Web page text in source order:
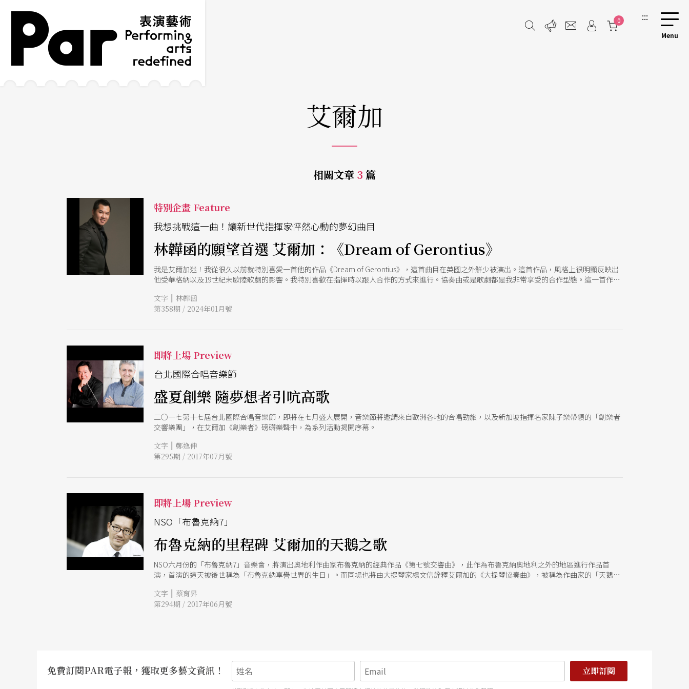
跳到主要內容區塊
網站導覽
0 :::
艾爾加
相關文章 3 篇
特別企畫 Feature
我想挑戰這一曲！讓新世代指揮家怦然心動的夢幻曲目
林韡函的願望首選 艾爾加：《Dream of Gerontius》
我是艾爾加迷！我從很久以前就特別喜愛一首他的作品《Dream of Gerontius》，這首曲目在英國之外鮮少被演出。這首作品，風格上很明顯反映出
他受華格納以及19世紀末歐陸歌劇的影響。我特別喜歡在指揮時以跟人合作的方式來進行。協奏曲或是歌劇都是我非常享受的合作型態。這一首作品
幸一年演出一兩部歌劇製作，但有機會也希望有更多時間花在劇院裡面！
文字 | 林韡函
第358期 / 2024年01月號
即將上場 Preview
台北國際合唱音樂節
盛夏創樂 隨夢想者引吭高歌
二○一七第十七屆台北國際合唱音樂節，即將在七月盛大展開，音樂節將邀請來自歐洲各地的合唱勁旅，以及新加坡指揮名家陳子樂帶領的「創樂者
交響樂團」，在艾爾加《創樂者》磅礴樂聲中，為系列活動揭開序幕。
文字 | 鄭逸伸
第295期 / 2017年07月號
即將上場 Preview
NSO「布魯克納7」
布魯克納的里程碑 艾爾加的天鵝之歌
NSO六月份的「布魯克納7」音樂會，將演出奧地利作曲家布魯克納的經典作品《第七號交響曲》，此作為布魯克納奧地利之外的地區進行作品首
演，首演的這天被後世稱為「布魯克納享譽世界的生日」。而同場也將由大提琴家楊文信詮釋艾爾加的《大提琴協奏曲》，被稱為作曲家的「天鵝之
文字 | 蔡育昇
第294期 / 2017年06月號
免費訂閱PAR電子報，獲取更多藝文資訊！ 立即訂閱